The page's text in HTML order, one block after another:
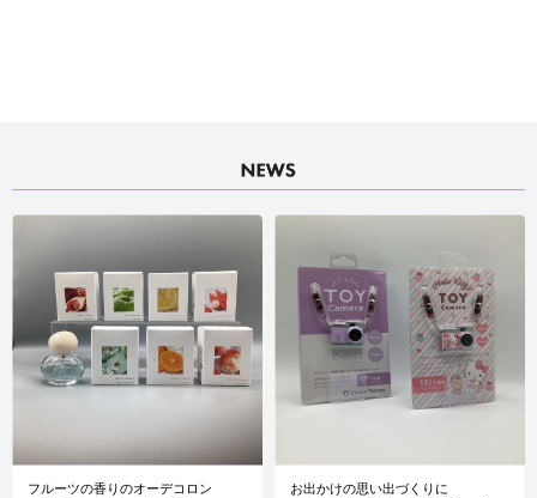
フルーツの香りのオーデコロン お出かけの思い出づくりに